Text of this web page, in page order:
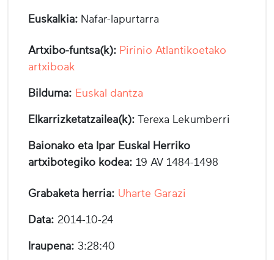
Euskalkia: Nafar-lapurtarra
Artxibo-funtsa(k): Pirinio Atlantikoetako
artxiboak
Bilduma: Euskal dantza
Elkarrizketatzailea(k): Terexa Lekumberri
Baionako eta Ipar Euskal Herriko
artxibotegiko kodea: 19 AV 1484-1498
Grabaketa herria: Uharte Garazi
Data: 2014-10-24
Iraupena: 3:28:40